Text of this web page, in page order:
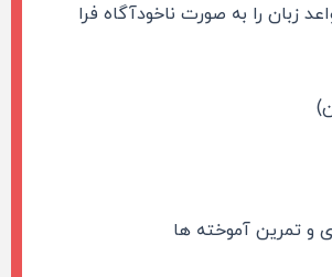
زبان را به صورت ناخودآگاه فرا
و تمرین آموخته ها